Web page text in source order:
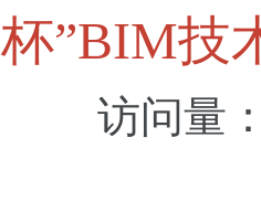
杯”BIM技
访问量